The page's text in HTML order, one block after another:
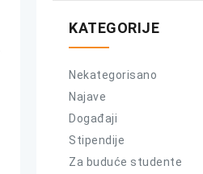
KATEGORIJE
Nekategorisano
Najave
Događaji
Stipendije
Za buduće studente